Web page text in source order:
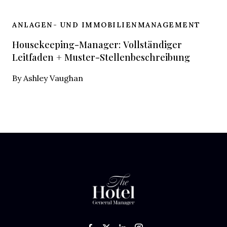
ANLAGEN- UND IMMOBILIENMANAGEMENT
Housekeeping-Manager: Vollständiger
Leitfaden + Muster-Stellenbeschreibung
ByAshley Vaughan